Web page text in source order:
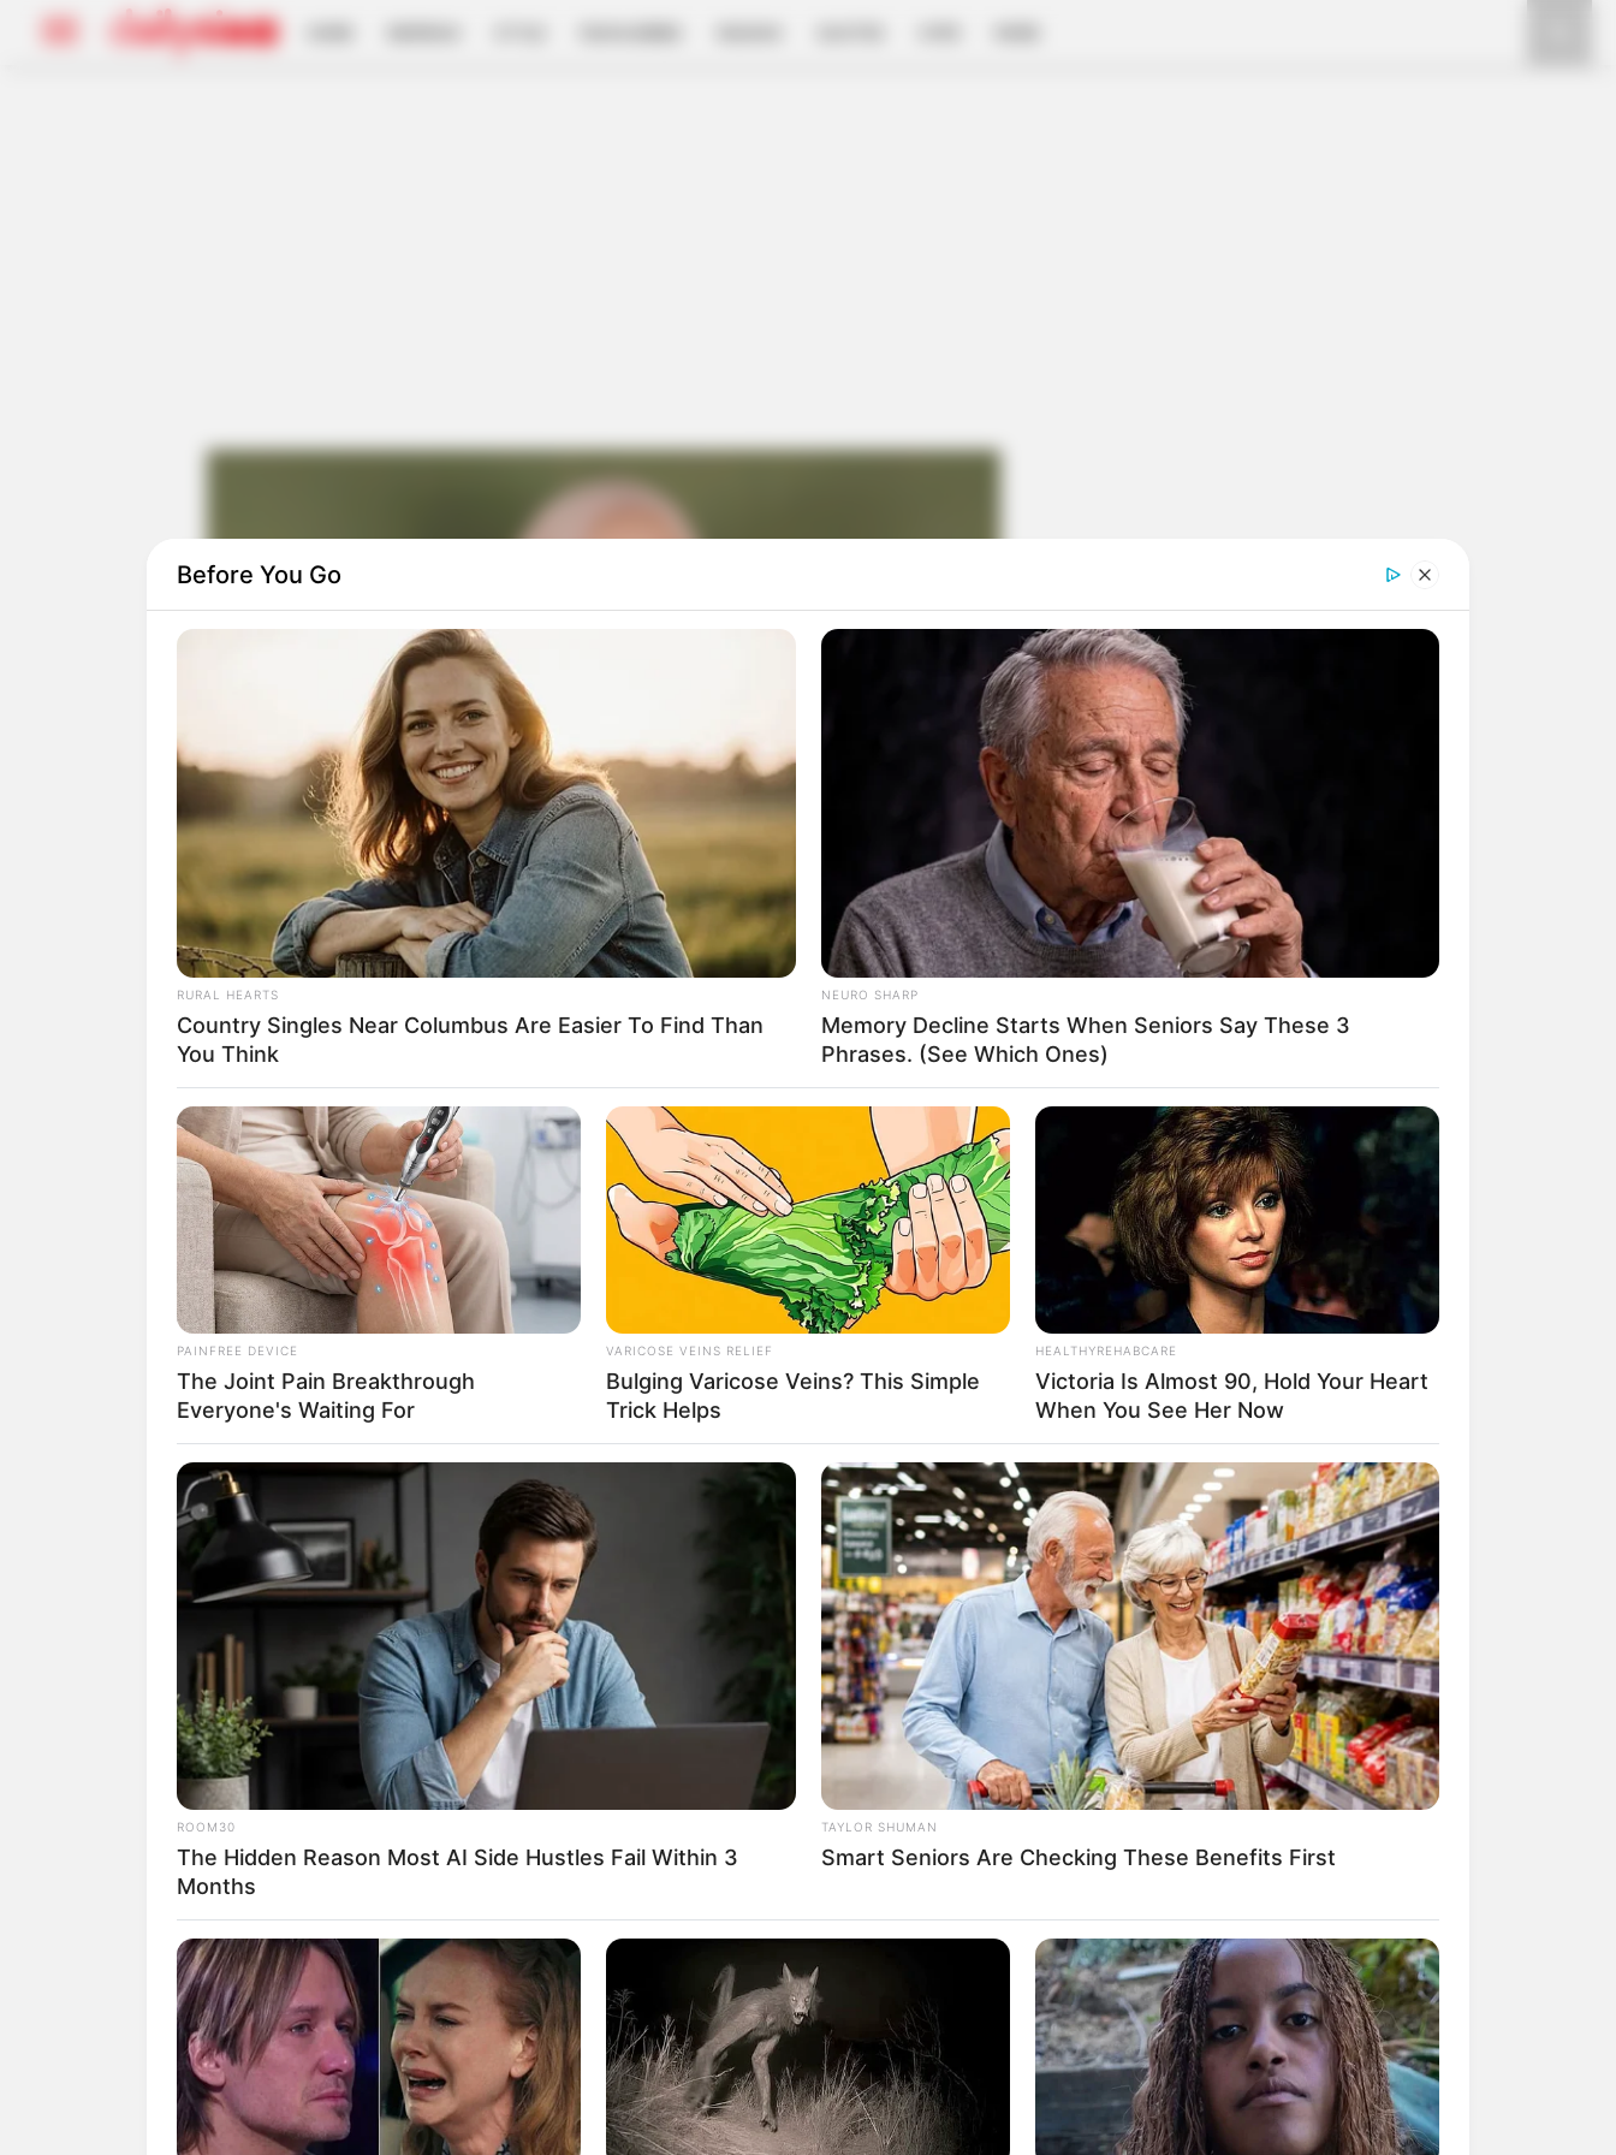
Nissa Sabyan
VOTE
23 Mei1999
Tempat Lahir:
,Jawa Timur,
Indonesia
27 Tahun
Profesi:
TWEET SHARE WHATSAPP LINE
Edit
Nissa Sabyan adalah seorang aktris dan penyanyi asal Indonesia. Ia menjadi anggota Sabyan
Gambus sejak tahun 2017.
Daftar isi
Karier
Nama Nissa Sabyan pastinya sudah tidak asing di telinga masyarakat Indonesia. Gadis kelahiran
tahun 1999 ini tampil berbeda dengan beberapa musik yang dibawakannya.
Dengan penampilan berhijab, ia yang tergabung dalam grup Sabyan Gambus selalu membawakan
single
bertemakan rohani.
Mereka mulai terkenal sejak menampilkan kebolehannya melalui YouTube. Lagu-lagunya yang
Serem! 9 Chat Ojek Online &
Merinding
Bikin Ngakak, 10 Potret
Cosplay Murah Pakai Bahan
Seadanya
Anti Mainstream, 10 Cara
Membawa Barang Belanjaan
Versi Warga Thailand
Before You Go
RURAL HEARTS
Country Singles Near Columbus Are Easier To Find Than
You Think
NEURO SHARP
Memory Decline Starts When Seniors Say These 3
Phrases. (See Which Ones)
PAINFREE DEVICE
The Joint Pain Breakthrough
Everyone's Waiting For
VARICOSE VEINS RELIEF
Bulging Varicose Veins? This Simple
Trick Helps
HEALTHYREHABCARE
Victoria Is Almost 90, Hold Your Heart
When You See Her Now
ROOM30
The Hidden Reason Most AI Side Hustles Fail Within 3
Months
TAYLOR SHUMAN
Smart Seniors Are Checking These Benefits First